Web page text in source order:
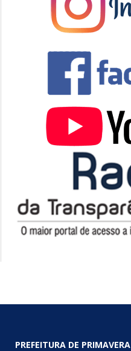
PREFEITURA DE PRIMAVERA